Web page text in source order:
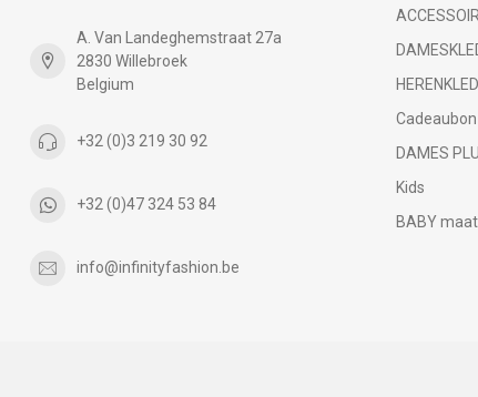
A. Van Landeghemstraat 27a
2830 Willebroek
Belgium
+32 (0)3 219 30 92
+32 (0)47 324 53 84
info@infinityfashion.be
Cadeaubon
DAMES
Kids
BABY